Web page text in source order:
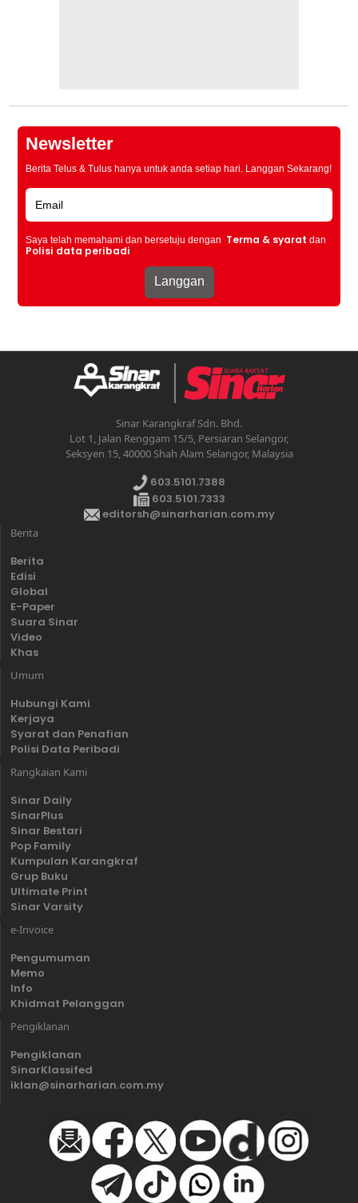
Newsletter
Berita Telus & Tulus hanya untuk anda setiap hari. Langgan Sekarang!
Saya telah memahami dan bersetuju dengan Terma & syarat dan
Polisi data peribadi
Sinar Karangkraf Sdn. Bhd.
Lot 1, Jalan Renggam 15/5, Persiaran Selangor,
Seksyen 15, 40000 Shah Alam Selangor, Malaysia
603.5101.7388
603.5101.7333
editorsh@sinarharian.com.my
Berita
Berita
Edisi
Global
E-Paper
Suara Sinar
Video
Khas
Umum
Hubungi Kami
Kerjaya
Syarat dan Penafian
Polisi Data Peribadi
Rangkaian Kami
Sinar Daily
SinarPlus
Sinar Bestari
Pop Family
Kumpulan Karangkraf
Grup Buku
Ultimate Print
Sinar Varsity
e-Invoice
Pengumuman
Memo
Info
Khidmat Pelanggan
Pengiklanan
Pengiklanan
SinarKlassifed
iklan@sinarharian.com.my